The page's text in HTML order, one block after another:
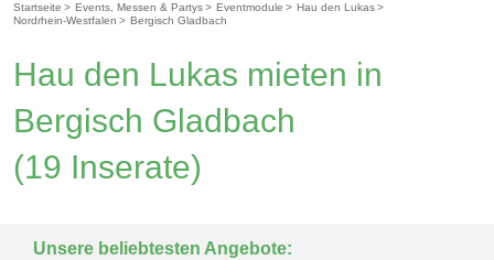
Startseite > Events, Messen & Partys> Eventmodule > Hau den Lukas>
Nordrhein-Westfalen > Bergisch Gladbach
Hau den Lukas mieten in
Bergisch Gladbach
(19 Inserate)
Unsere beliebtesten Angebote: